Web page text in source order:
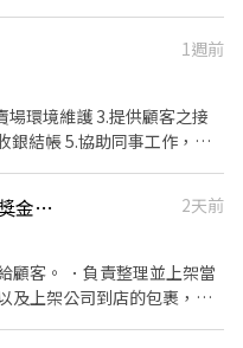
獎金 5. 生日禮卷 6. 滿年資
歡迎您加入我們★★ 多項
餐飲的公司 台灣東利多(丸
1週前
場環境維護 3.提供顧客之接
銀結帳 5.協助同事工作，完
全家便利商店晚班人員（有三節獎金、歡迎學生打工
2天前
顧客。 ．負責整理並上架當
及上架公司到店的包裹，維